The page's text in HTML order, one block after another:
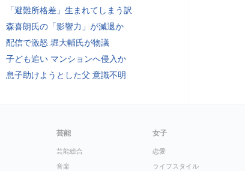
「避難所格差」生まれてしまう訳
森喜朗氏の「影響力」が減退か
配信で激怒 堀大輔氏が物議
子ども追い マンションへ侵入か
息子助けようとした父 意識不明
芸能
芸能総合
音楽
女子
恋愛
ライフスタイル